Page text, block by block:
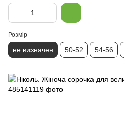
Розмір
не визначен 50-52 54-56